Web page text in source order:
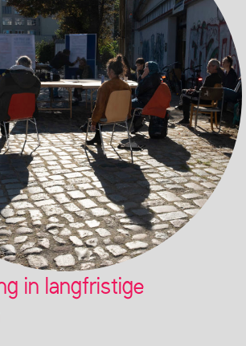
in langfristige